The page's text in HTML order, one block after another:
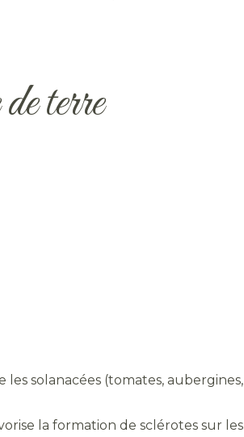
terre
solanacées (tomates, aubergines,
la formation de sclérotes sur les